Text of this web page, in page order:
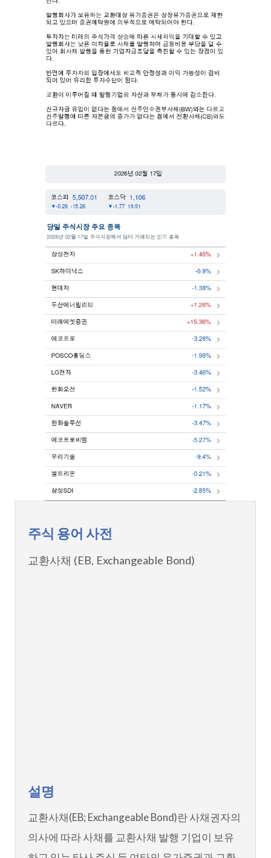
주식 용어 사전
교환사채 (EB, Exchangeable Bond)
설명
교환사채(EB; Exchangeable Bond)란 사채권자의
의사에 따라 사채를 교환사채 발행 기업이 보유